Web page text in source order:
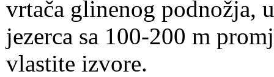
vrtača glinenog podnožja,
jezerca sa 100-200 m
vlastite izvore.